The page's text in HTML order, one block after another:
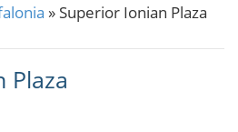
» Superior Ionian Plaza
Plaza